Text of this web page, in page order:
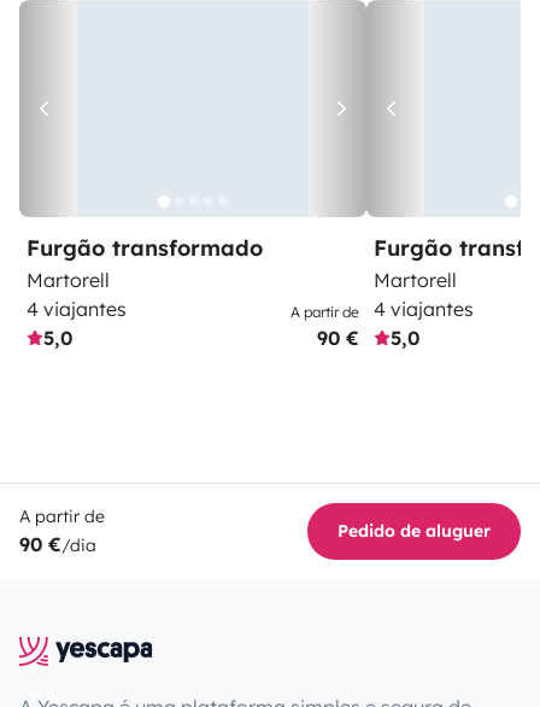
Furgão transformado
Martorell
4 viajantes
5,0
A partir de
90 €
Furgão
Martorell
4 viajantes
5,0
A partir de
90 €/dia
Pedido de aluguer